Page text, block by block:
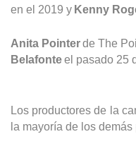
en el 2019 y Kenny
Anita Pointerde The
Belafonteel pasado 25
Los productores de la
la mayoría de los